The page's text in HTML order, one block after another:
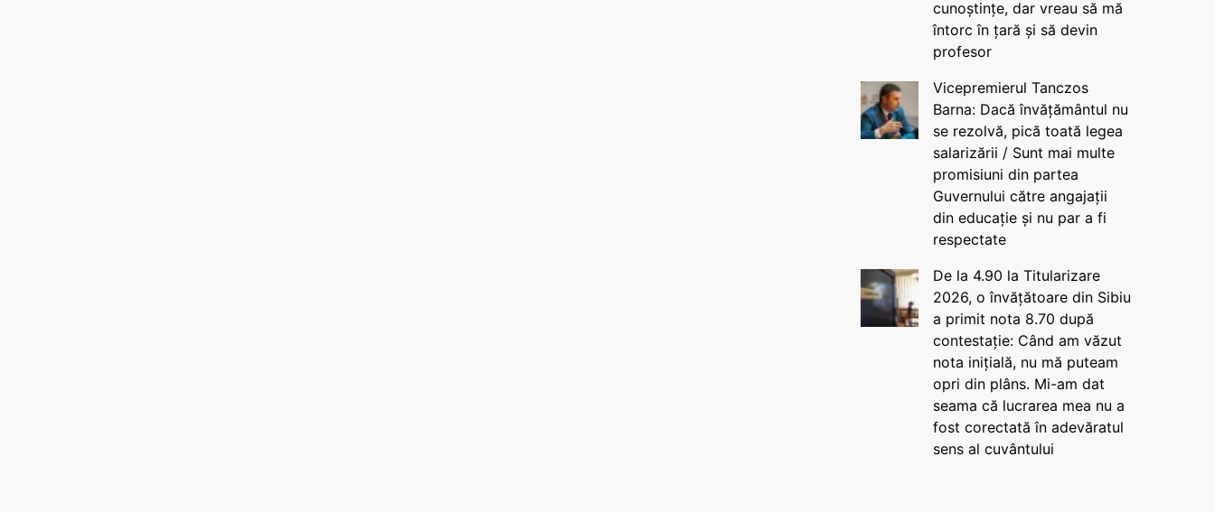
cunoștințe, dar vreau să mă
întorc în țară și să devin
profesor
Vicepremierul Tanczos
Barna: Dacă învățământul nu
se rezolvă, pică toată legea
salarizării / Sunt mai multe
promisiuni din partea
Guvernului către angajații
din educație și nu par a fi
respectate
De la 4.90 la Titularizare
2026, o învățătoare din Sibiu
a primit nota 8.70 după
contestație: Când am văzut
nota inițială, nu mă puteam
opri din plâns. Mi-am dat
seama că lucrarea mea nu a
fost corectată în adevăratul
sens al cuvântului